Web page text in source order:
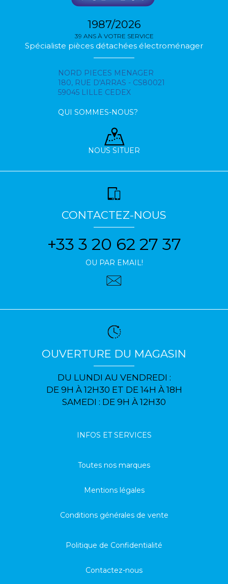
1987/2026
39 ANS À VOTRE SERVICE
Spécialiste pièces détachées électroménager
NORD PIECES MENAGER
180, RUE D'ARRAS - CS80021
59045 LILLE CEDEX
QUI SOMMES-NOUS?
NOUS SITUER
CONTACTEZ-NOUS
+33 3 20 62 27 37
OU PAR EMAIL!
OUVERTURE DU MAGASIN
DU LUNDI AU VENDREDI :
DE 9H À 12H30 ET DE 14H À 18H
SAMEDI : DE 9H À 12H30
INFOS ET SERVICES
Toutes nos marques
Mentions légales
Conditions générales de vente
Politique de Confidentialité
Contactez-nous